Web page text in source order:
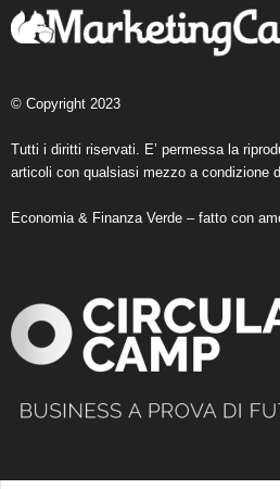
© Copyright 2023
Tutti i diritti riservati. E’ permessa la
articoli con qualsiasi mezzo a condizione
Economia & Finanza Verde – fatto con